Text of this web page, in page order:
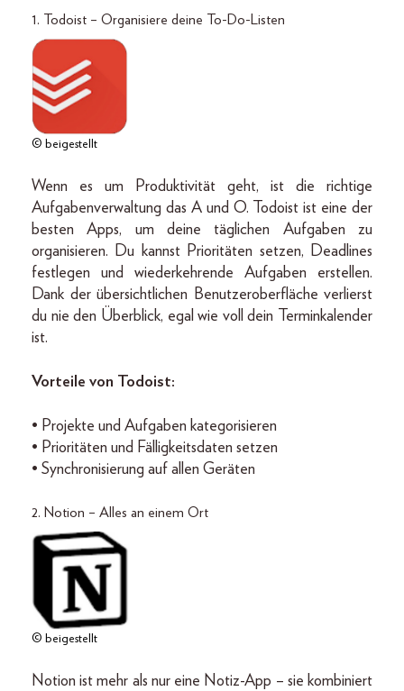
1. Todoist – Organisiere deine To-Do-Listen
© beigestellt
Wenn es um Produktivität geht, ist die richtige
Aufgabenverwaltung das A und O. Todoist ist eine der
besten Apps, um deine täglichen Aufgaben zu
organisieren. Du kannst Prioritäten setzen, Deadlines
festlegen und wiederkehrende Aufgaben erstellen.
Dank der übersichtlichen Benutzeroberfläche verlierst
du nie den Überblick, egal wie voll dein Terminkalender
ist.
Vorteile von Todoist:
• Projekte und Aufgaben kategorisieren
• Prioritäten und Fälligkeitsdaten setzen
• Synchronisierung auf allen Geräten
2. Notion – Alles an einem Ort
© beigestellt
Notion ist mehr als nur eine Notiz-App – sie kombiniert